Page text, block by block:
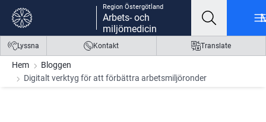
Gå till innehåll
Gå till meny
Gå till sidfot
Region Östergötland
Arbets- och
miljömedicin
Lyssna Kontakt Translate
Hem
Bloggen
Digitalt verktyg för att förbättra arbetsmiljöronder